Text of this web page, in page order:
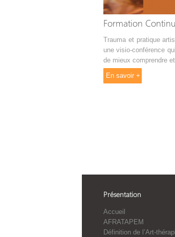
Formation
Trauma et pratique
une visio-conférence
de mieux comprendre
En savoir +
Présentation
Accueil
AFRATAPEM
Définition de l’Art-